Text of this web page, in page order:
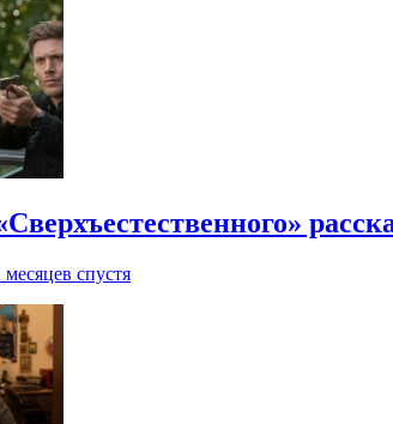
месяцев спустя